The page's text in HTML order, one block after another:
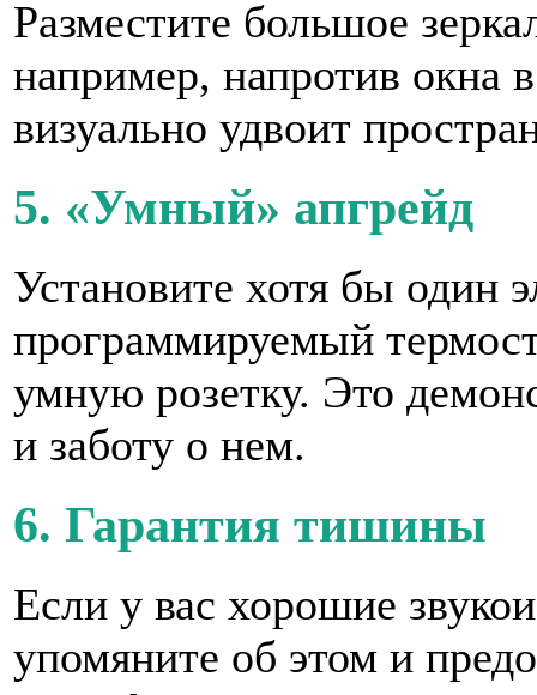
Разместите большое
например, напротив окна
визуально удвоит
5. «Умный» апгрейд
Установите хотя бы один
программируемый
умную розетку. Это
и заботу о нем.
6. Гарантия тишины
Если у вас хорошие
упомяните об этом и